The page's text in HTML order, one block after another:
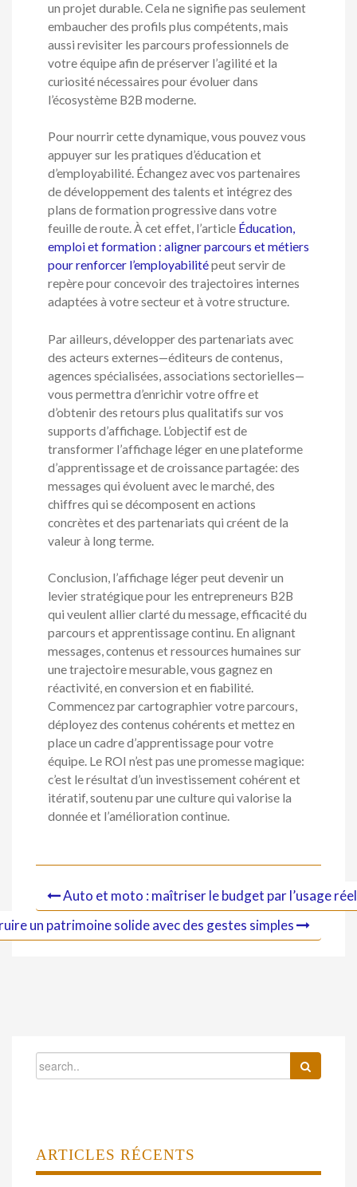
un projet durable. Cela ne signifie pas seulement
embaucher des profils plus compétents, mais
aussi revisiter les parcours professionnels de
votre équipe afin de préserver l’agilité et la
curiosité nécessaires pour évoluer dans
l’écosystème B2B moderne.
Pour nourrir cette dynamique, vous pouvez vous
appuyer sur les pratiques d’éducation et
d’employabilité. Échangez avec vos partenaires
de développement des talents et intégrez des
plans de formation progressive dans votre
feuille de route. À cet effet, l’article Éducation,
emploi et formation : aligner parcours et métiers
pour renforcer l’employabilitépeut servir de
repère pour concevoir des trajectoires internes
adaptées à votre secteur et à votre structure.
Par ailleurs, développer des partenariats avec
des acteurs externes—éditeurs de contenus,
agences spécialisées, associations sectorielles—
vous permettra d’enrichir votre offre et
d’obtenir des retours plus qualitatifs sur vos
supports d’affichage. L’objectif est de
transformer l’affichage léger en une plateforme
d’apprentissage et de croissance partagée: des
messages qui évoluent avec le marché, des
chiffres qui se décomposent en actions
concrètes et des partenariats qui créent de la
valeur à long terme.
Conclusion, l’affichage léger peut devenir un
levier stratégique pour les entrepreneurs B2B
qui veulent allier clarté du message, efficacité du
parcours et apprentissage continu. En alignant
messages, contenus et ressources humaines sur
une trajectoire mesurable, vous gagnez en
réactivité, en conversion et en fiabilité.
Commencez par cartographier votre parcours,
déployez des contenus cohérents et mettez en
place un cadre d’apprentissage pour votre
équipe. Le ROI n’est pas une promesse magique:
c’est le résultat d’un investissement cohérent et
itératif, soutenu par une culture qui valorise la
donnée et l’amélioration continue.
Auto et moto : maîtriser le budget par l’usage
un patrimoine solide avec des gestes simples
ARTICLES RÉCENTS